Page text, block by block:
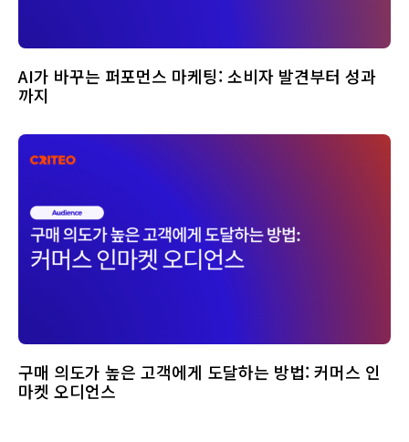
AI가 바꾸는 퍼포먼스 마케팅: 소비자 발견부터 성과
까지
구매 의도가 높은 고객에게 도달하는 방법: 커머스 인
마켓 오디언스